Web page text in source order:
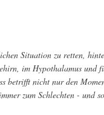
Situation zu retten,
im Hypothalamus und
betrifft nicht nur den
zum Schlechten - und